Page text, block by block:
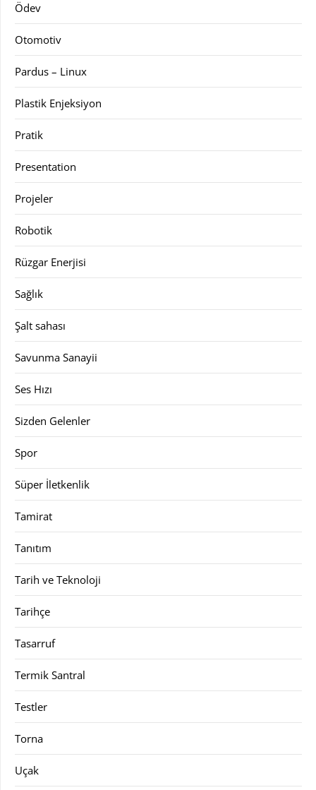
Ödev
Otomotiv
Pardus – Linux
Plastik Enjeksiyon
Pratik
Presentation
Projeler
Robotik
Rüzgar Enerjisi
Sağlık
Şalt sahası
Savunma Sanayii
Ses Hızı
Sizden Gelenler
Spor
Süper İletkenlik
Tamirat
Tanıtım
Tarih ve Teknoloji
Tarihçe
Tasarruf
Termik Santral
Testler
Torna
Uçak